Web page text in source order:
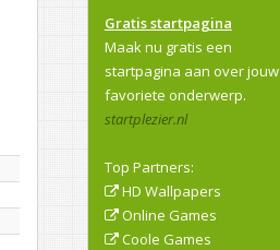
Gratis startpagina
Maak nu gratis een
startpagina aan over jouw
favoriete onderwerp.
startplezier.nl
Top Partners:
HD Wallpapers
Online Games
Coole Games